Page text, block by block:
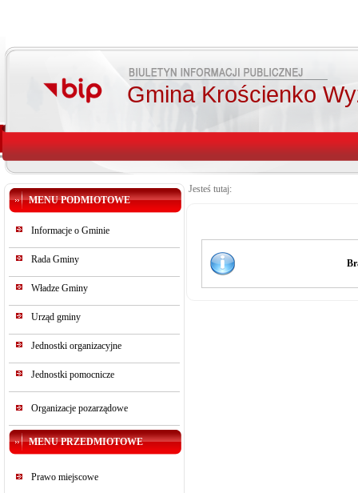
Gmina Krościenko
MENU PODMIOTOWE
Informacje o Gminie
Rada Gminy
Władze Gminy
Urząd gminy
Jednostki organizacyjne
Jednostki pomocnicze
Organizacje pozarządowe
MENU PRZEDMIOTOWE
Prawo miejscowe
Jesteś tutaj: